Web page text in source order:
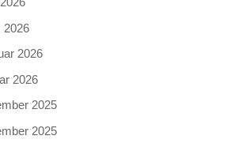
2026
2026
2026
2025
2025